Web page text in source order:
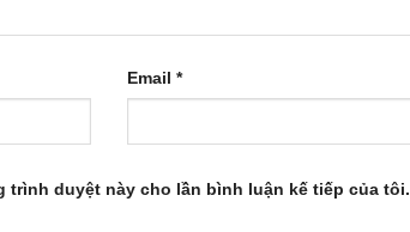
Email *
trình duyệt này cho lần bình luận kế tiếp của tôi.